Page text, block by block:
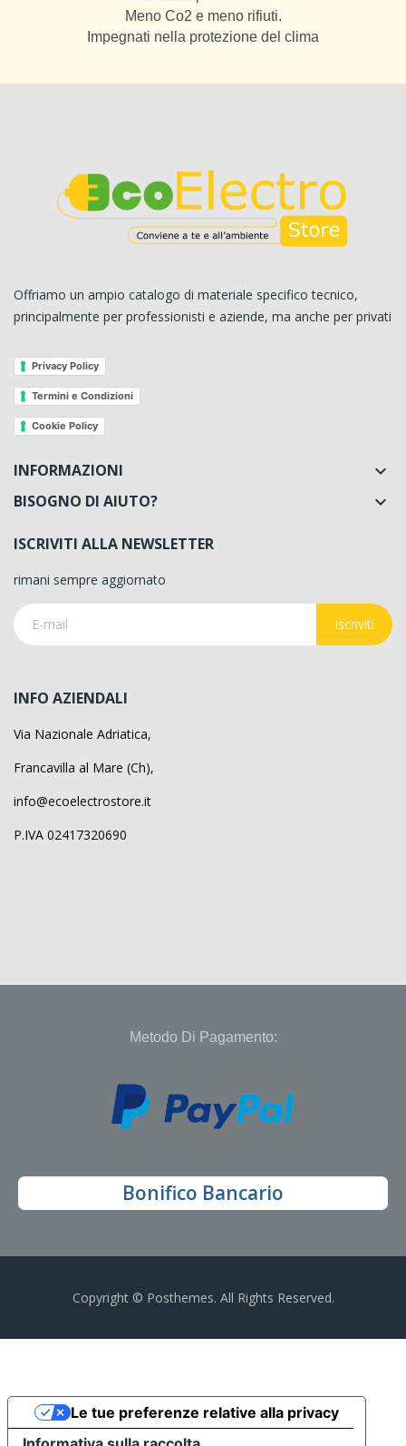
Meno Co2 e meno rifiuti.
Impegnati nella protezione del clima
Offriamo un ampio catalogo di materiale specifico tecnico,
principalmente per professionisti e aziende, ma anche per privati
Privacy Policy
Termini e Condizioni
Cookie Policy
INFORMAZIONI 
BISOGNO DI AIUTO? 
ISCRIVITI ALLA NEWSLETTER
rimani sempre aggiornato
Iscriviti
INFO AZIENDALI
Via Nazionale Adriatica,
Francavilla al Mare (Ch),
info@ecoelectrostore.it
P.IVA 02417320690
Metodo Di Pagamento:
Bonifico Bancario
Copyright © Posthemes. All Rights Reserved.
Le tue preferenze relative alla privacy